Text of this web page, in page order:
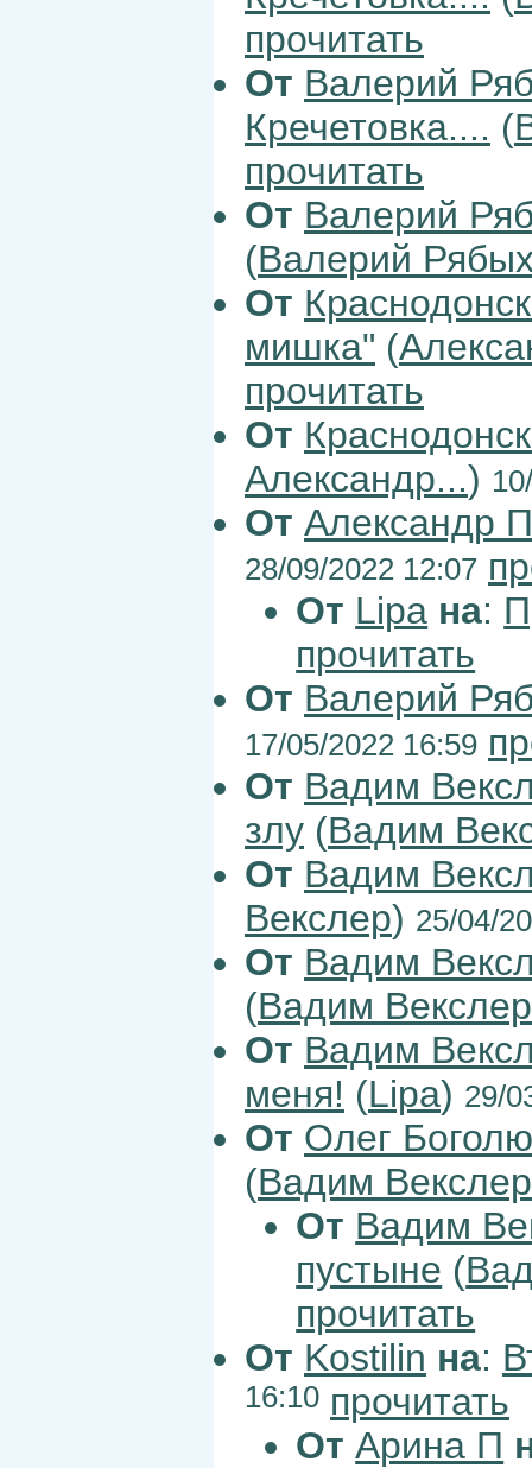
прочитать
От Валерий
Кречетовка.... (
прочитать
От Валерий
(Валерий
От
мишка" (
прочитать
От
Александр...)
От Александр
28/09/2022 12:07
От Lipa на:
прочитать
От Валерий
17/05/2022 16:59
От Вадим
злу (Вадим
От Вадим
Векслер) 25/04/
От Вадим
(Вадим Векслер
От Вадим
меня! (Lipa) 29/
От Олег
(Вадим Векслер
От Вадим
пустыне (
прочитать
От Kostilin на:
16:10 прочитать
От Арина П